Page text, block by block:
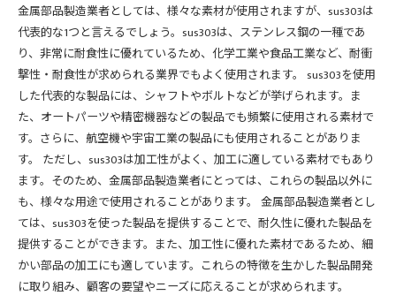
金属部品製造業者としては、様々な素材が使用されますが、sus303は
代表的な1つと言えるでしょう。sus303は、ステンレス鋼の一種であ
り、非常に耐食性に優れているため、化学工業や食品工業など、耐衝
撃性・耐食性が求められる業界でもよく使用されます。 sus303を使用
した代表的な製品には、シャフトやボルトなどが挙げられます。ま
た、オートパーツや精密機器などの製品でも頻繁に使用される素材で
す。さらに、航空機や宇宙工業の製品にも使用されることがありま
す。 ただし、sus303は加工性がよく、加工に適している素材でもあり
ます。そのため、金属部品製造業者にとっては、これらの製品以外に
も、様々な用途で使用されることがあります。 金属部品製造業者とし
ては、sus303を使った製品を提供することで、耐久性に優れた製品を
提供することができます。また、加工性に優れた素材であるため、細
かい部品の加工にも適しています。これらの特徴を生かした製品開発
に取り組み、顧客の要望やニーズに応えることが求められます。